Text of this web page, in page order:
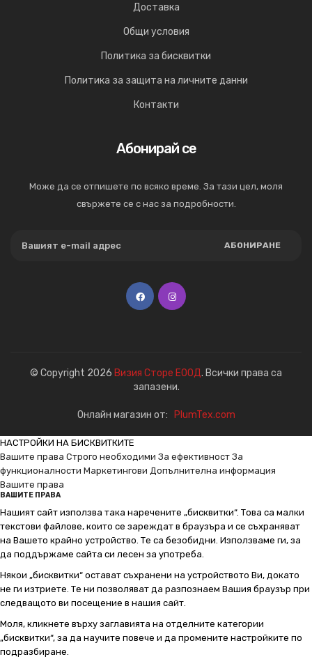
Доставка
Общи условия
Политика за бисквитки
Политика за защита на личните данни
Контакти
Абонирай се
Може да се отпишете по всяко време. За тази цел, моля
свържете се с нас за подробности.
АБОНИРАНЕ
© Copyright 2026 Визия Сторе ЕООД. Всички права са
запазени.
Онлайн магазин от: PlumTex.com
НАСТРОЙКИ НА БИСКВИТКИТЕ
Вашите права Строго необходими За ефективност За
функционалности Маркетингови Допълнителна информация
Вашите права
ВАШИТЕ ПРАВА
Нашият сайт използва така наречените „бисквитки“. Това са малки
текстови файлове, които се зареждат в браузъра и се съхраняват
на Вашето крайно устройство. Те са безобидни. Използваме ги, за
да поддържаме сайта си лесен за употреба.
Някои „бисквитки“ остават съхранени на устройството Ви, докато
не ги изтриете. Те ни позволяват да разпознаем Вашия браузър при
следващото ви посещение в нашия сайт.
Моля, кликнете върху заглавията на отделните категории
„бисквитки“, за да научите повече и да промените настройките по
подразбиране.